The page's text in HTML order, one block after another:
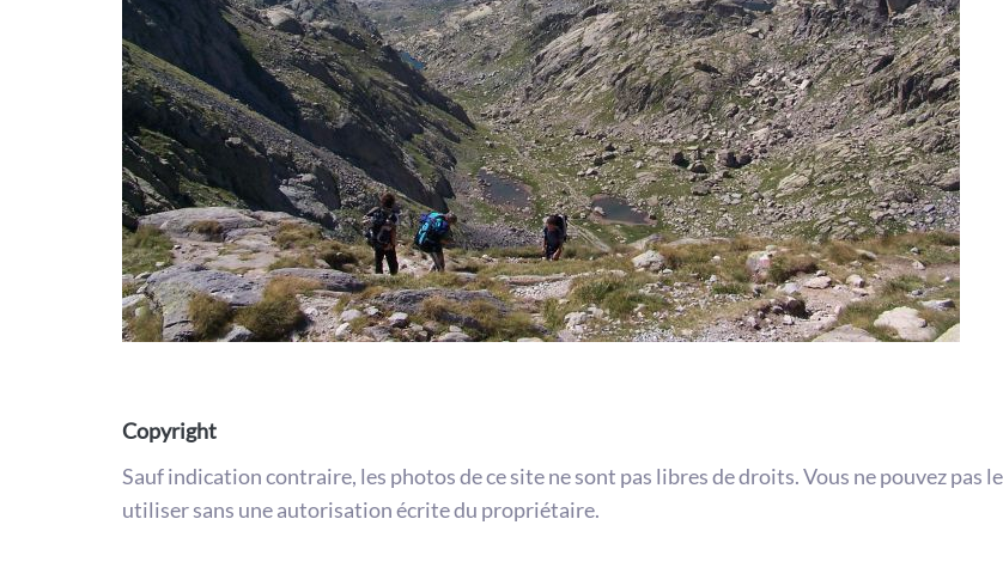
Copyright
Sauf indication contraire, les photos de ce site ne sont pas libres de droits. Vous ne pouvez pas
utiliser sans une autorisation écrite du propriétaire.